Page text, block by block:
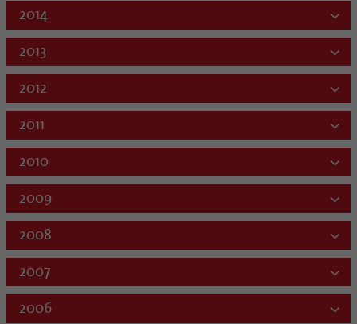
2014
2013
2012
2011
2010
2009
2008
2007
2006